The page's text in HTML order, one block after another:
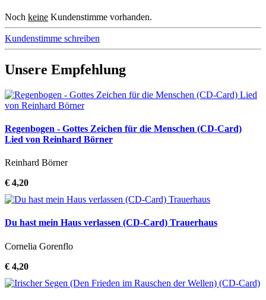
Noch keine Kundenstimme vorhanden.
Kundenstimme schreiben
Unsere Empfehlung
Regenbogen - Gottes Zeichen für die Menschen (CD-Card)
Lied von Reinhard Börner
Reinhard Börner
€ 4,20
Du hast mein Haus verlassen (CD-Card) Trauerhaus
Cornelia Gorenflo
€ 4,20